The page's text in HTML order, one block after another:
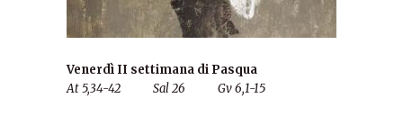
Venerdì II settimana di Pasqua
At 5,34-42 Sal 26 Gv 6,1-15